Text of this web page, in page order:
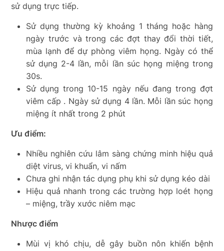
sử dụng trực tiếp.
Sử dụng thường kỳ khoảng 1 tháng hoặc hàng
ngày trước và trong các đợt thay đổi thời tiết,
mùa lạnh để dự phòng viêm họng. Ngày có thể
sử dụng 2-4 lần, mỗi lần súc họng miệng trong
30s.
Sử dụng trong 10-15 ngày nếu đang trong đợt
viêm cấp . Ngày sử dụng 4 lần. Mỗi lần súc họng
miệng ít nhất trong 2 phút
Ưu điểm:
Nhiều nghiên cứu lâm sàng chứng minh hiệu quả
diệt virus, vi khuẩn, vi nấm
Chưa ghi nhận tác dụng phụ khi sử dụng kéo dài
Hiệu quả nhanh trong các trường hợp loét họng
– miệng, trầy xước niêm mạc
Nhược điểm
Mùi vị khó chịu, dễ gây buồn nôn khiến bệnh